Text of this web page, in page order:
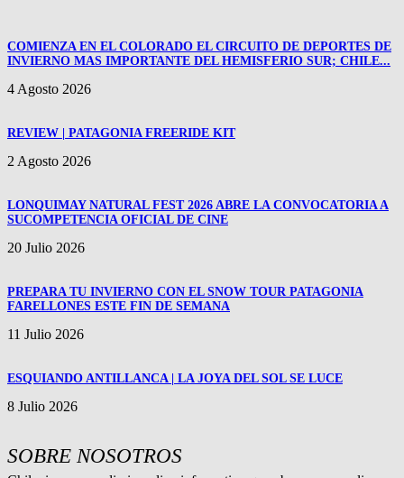
COMIENZA EN EL COLORADO EL CIRCUITO DE DEPORTES DE
INVIERNO MAS IMPORTANTE DEL HEMISFERIO SUR; CHILE...
4 Agosto 2026
REVIEW | PATAGONIA FREERIDE KIT
2 Agosto 2026
LONQUIMAY NATURAL FEST 2026 ABRE LA CONVOCATORIA A
SUCOMPETENCIA OFICIAL DE CINE
20 Julio 2026
PREPARA TU INVIERNO CON EL SNOW TOUR PATAGONIA
FARELLONES ESTE FIN DE SEMANA
11 Julio 2026
ESQUIANDO ANTILLANCA | LA JOYA DEL SOL SE LUCE
8 Julio 2026
SOBRE NOSOTROS